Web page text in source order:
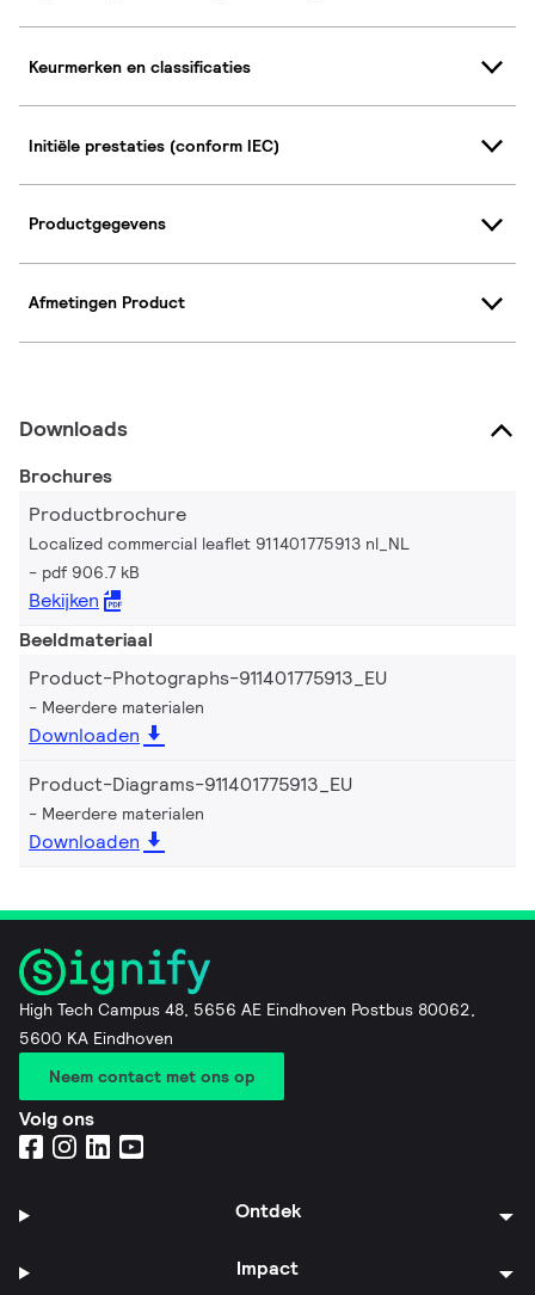
Keurmerken en classificaties
Initiële prestaties (conform IEC)
Productgegevens
Afmetingen Product
Downloads
Brochures
Productbrochure
Localized commercial leaflet 911401775913 nl_NL
pdf 906.7 kB
Bekijken
Beeldmateriaal
Product-Photographs-911401775913_EU
Meerdere materialen
Downloaden
Product-Diagrams-911401775913_EU
Meerdere materialen
Downloaden
High Tech Campus 48, 5656 AE Eindhoven Postbus 80062,
5600 KA Eindhoven
Neem contact met ons op
Volg ons
Ontdek
Impact